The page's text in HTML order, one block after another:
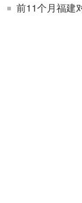
前11个月福建